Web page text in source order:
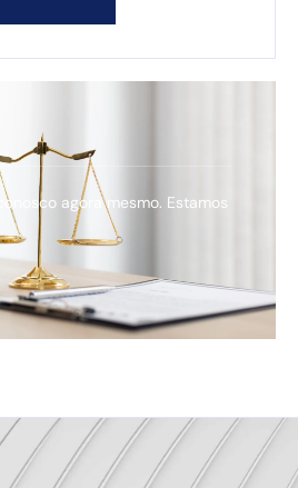
agora mesmo. Estamos